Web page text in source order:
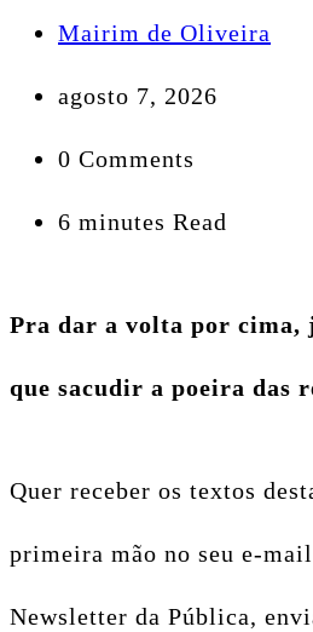
Mairim de Oliveira
agosto 7, 2026
0 Comments
6 minutes Read
Pra dar a volta por cima,
que sacudir a poeira das
Quer receber os textos
primeira mão no seu e-
Newsletter da Pública,